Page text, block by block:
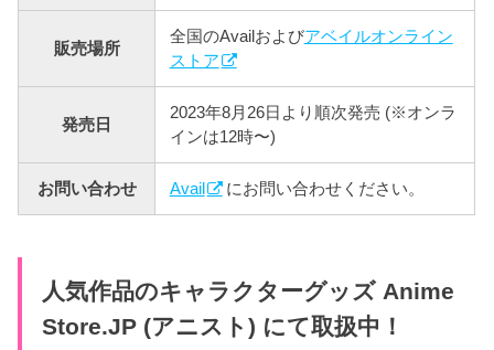
販売場所
全国のAvailおよびアベイルオンライン
ストア
発売日
2023年8月26日より順次発売 (※オンラ
インは12時〜)
お問い合わせ Avail にお問い合わせください。
人気作品のキャラクターグッズ Anime
Store.JP (アニスト) にて取扱中！